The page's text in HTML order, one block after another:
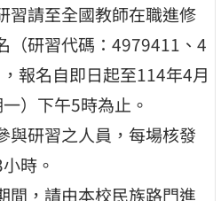
習請至全國教師在職進修
（研習代碼：4979411、4
報名自即日起至114年4月
）下午5時為止。
與研習之人員，每場核發
時。
間，請由本校民族路門進